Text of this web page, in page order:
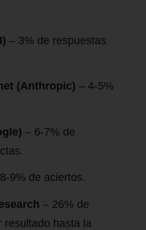
– 3% de respuestas
(Anthropic) – 4-5%
– 6-7% de
9% de aciertos.
– 26% de
resultado hasta la